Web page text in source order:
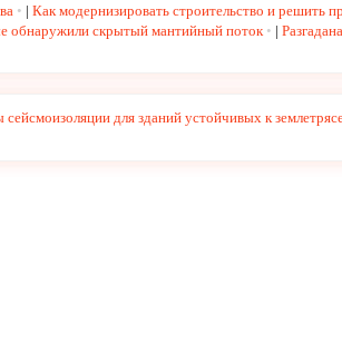
| Как модернизировать строительство и решить
обнаружили скрытый мантийный поток |
для зданий устойчивых к